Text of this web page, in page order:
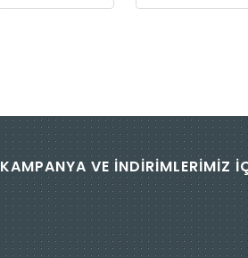
KAMPANYA VE İNDİRİMLERİMİZ